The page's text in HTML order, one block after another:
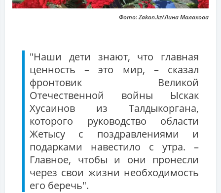
Фото: Zakon.kz/Лина Малахова
"Наши дети знают, что главная
ценность – это мир, – сказал
фронтовик Великой
Отечественной войны Ыскак
Хусаинов из Талдыкоргана,
которого руководство области
Жетысу с поздравлениями и
подарками навестило с утра. –
Главное, чтобы и они пронесли
через свои жизни необходимость
его беречь".